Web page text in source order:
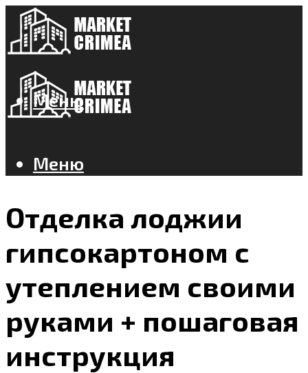
Меню
Меню
Отделка лоджии
гипсокартоном с
утеплением своими
руками + пошаговая
инструкция